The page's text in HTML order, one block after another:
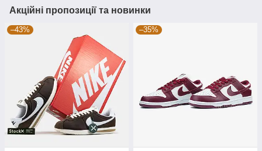
Акційні пропозиції та новинки
–43% –35%